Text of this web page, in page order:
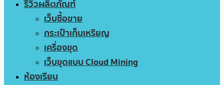
รีวิวผลิตภัณฑ์
เว็บซื้อขาย
กระเป๋าเก็บเหรียญ
เครื่องขุด
เว็บขุดแบบ Cloud Mining
ห้องเรียน